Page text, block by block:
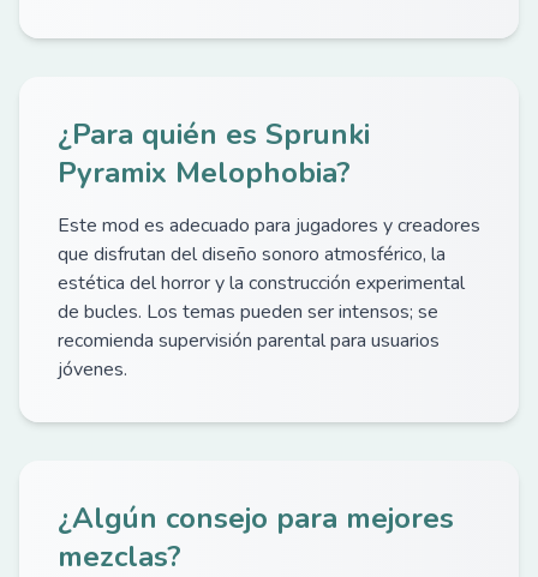
¿Para quién es Sprunki
Pyramix Melophobia?
Este mod es adecuado para jugadores y creadores
que disfrutan del diseño sonoro atmosférico, la
estética del horror y la construcción experimental
de bucles. Los temas pueden ser intensos; se
recomienda supervisión parental para usuarios
jóvenes.
¿Algún consejo para mejores
mezclas?